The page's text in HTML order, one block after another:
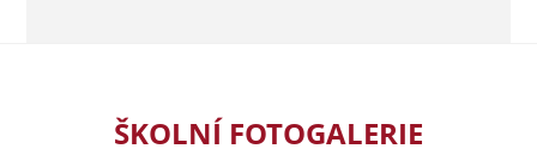
ŠKOLNÍ FOTOGALERIE